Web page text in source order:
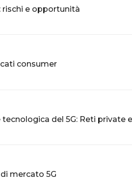
rischi e opportunità
consumer
tecnologica del 5G: Reti private
mercato 5G